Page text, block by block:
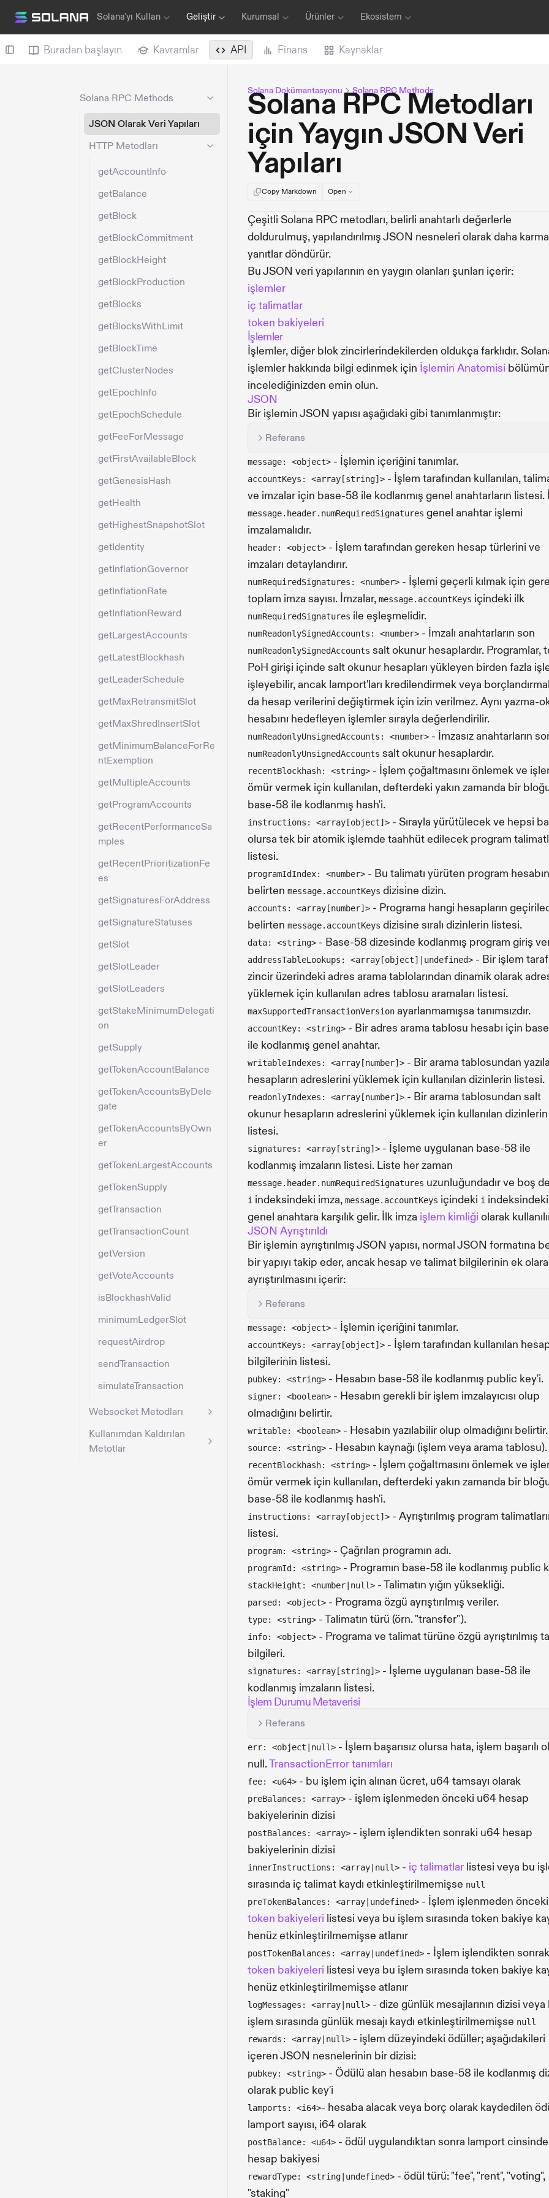
Solana'yı Kullan Geliştir Kurumsal Ürünler Ekosistem
Buradan başlayın Kavramlar API Finans Kaynaklar
Solana RPC Methods
JSON Olarak Veri Yapıları
HTTP Metodları
getAccountInfo
getBalance
getBlock
getBlockCommitment
getBlockHeight
getBlockProduction
getBlocks
getBlocksWithLimit
getBlockTime
getClusterNodes
getEpochInfo
getEpochSchedule
getFeeForMessage
getFirstAvailableBlock
getGenesisHash
getHealth
getHighestSnapshotSlot
getIdentity
getInflationGovernor
getInflationRate
getInflationReward
getLargestAccounts
getLatestBlockhash
getLeaderSchedule
getMaxRetransmitSlot
getMaxShredInsertSlot
getMinimumBalanceForRe
ntExemption
getMultipleAccounts
getProgramAccounts
getRecentPerformanceSa
mples
getRecentPrioritizationFe
es
getSignaturesForAddress
getSignatureStatuses
getSlot
getSlotLeader
getSlotLeaders
getStakeMinimumDelegati
on
getSupply
getTokenAccountBalance
getTokenAccountsByDele
gate
getTokenAccountsByOwn
er
getTokenLargestAccounts
getTokenSupply
getTransaction
getTransactionCount
getVersion
getVoteAccounts
isBlockhashValid
minimumLedgerSlot
requestAirdrop
sendTransaction
simulateTransaction
Websocket Metodları
Kullanımdan Kaldırılan
Metotlar
Solana Dokümantasyonu Solana RPC Methods
Solana RPC Metodları
için Yaygın JSON Veri
Yapıları
Copy Markdown Open
Çeşitli Solana RPC metodları, belirli anahtarlı değerlerle
doldurulmuş, yapılandırılmış JSON nesneleri olarak daha
yanıtlar döndürür.
Bu JSON veri yapılarının en yaygın olanları şunları içerir:
işlemler
iç talimatlar
token bakiyeleri
İşlemler
İşlemler, diğer blok zincirlerindekilerden oldukça farklıdır.
işlemler hakkında bilgi edinmek için İşlemin Anatomisi
incelediğinizden emin olun.
JSON
Bir işlemin JSON yapısı aşağıdaki gibi tanımlanmıştır:
Referans
message: <object> - İşlemin içeriğini tanımlar.
accountKeys: <array[string]> - İşlem tarafından kullanılan,
ve imzalar için base-58 ile kodlanmış genel anahtarların listesi.
message.header.numRequiredSignatures genel anahtar işlemi
imzalamalıdır.
header: <object> - İşlem tarafından gereken hesap türlerini ve
imzaları detaylandırır.
numRequiredSignatures: <number> - İşlemi geçerli kılmak için
toplam imza sayısı. İmzalar, message.accountKeys içindeki ilk
numRequiredSignatures ile eşleşmelidir.
numReadonlySignedAccounts: <number> - İmzalı anahtarların son
numReadonlySignedAccounts salt okunur hesaplardır. Programlar,
PoH girişi içinde salt okunur hesapları yükleyen birden fazla
işleyebilir, ancak lamport'ları kredilendirmek veya
da hesap verilerini değiştirmek için izin verilmez. Aynı yazma-
hesabını hedefleyen işlemler sırayla değerlendirilir.
numReadonlyUnsignedAccounts: <number> - İmzasız anahtarların
numReadonlyUnsignedAccounts salt okunur hesaplardır.
recentBlockhash: <string> - İşlem çoğaltmasını önlemek ve
ömür vermek için kullanılan, defterdeki yakın zamanda bir
base-58 ile kodlanmış hash'i.
instructions: <array[object]> - Sırayla yürütülecek ve hepsi
olursa tek bir atomik işlemde taahhüt edilecek program
listesi.
programIdIndex: <number> - Bu talimatı yürüten program
belirten message.accountKeys dizisine dizin.
accounts: <array[number]> - Programa hangi hesapların
belirten message.accountKeys dizisine sıralı dizinlerin listesi.
data: <string> - Base-58 dizesinde kodlanmış program giriş
addressTableLookups: <array[object]|undefined> - Bir işlem
zincir üzerindeki adres arama tablolarından dinamik olarak
yüklemek için kullanılan adres tablosu aramaları listesi.
maxSupportedTransactionVersion ayarlanmamışsa tanımsızdır.
accountKey: <string> - Bir adres arama tablosu hesabı için
ile kodlanmış genel anahtar.
writableIndexes: <array[number]> - Bir arama tablosundan
hesapların adreslerini yüklemek için kullanılan dizinlerin listesi.
readonlyIndexes: <array[number]> - Bir arama tablosundan salt
okunur hesapların adreslerini yüklemek için kullanılan dizinlerin
listesi.
signatures: <array[string]> - İşleme uygulanan base-58 ile
kodlanmış imzaların listesi. Liste her zaman
message.header.numRequiredSignatures uzunluğundadır ve boş
i indeksindeki imza, message.accountKeys içindeki i indeksindeki
genel anahtara karşılık gelir. İlk imza işlem kimliği olarak
JSON Ayrıştırıldı
Bir işlemin ayrıştırılmış JSON yapısı, normal JSON formatına
bir yapıyı takip eder, ancak hesap ve talimat bilgilerinin ek
ayrıştırılmasını içerir:
Referans
message: <object> - İşlemin içeriğini tanımlar.
accountKeys: <array[object]> - İşlem tarafından kullanılan
bilgilerinin listesi.
pubkey: <string> - Hesabın base-58 ile kodlanmış public key'i.
signer: <boolean> - Hesabın gerekli bir işlem imzalayıcısı olup
olmadığını belirtir.
writable: <boolean> - Hesabın yazılabilir olup olmadığını belirtir.
source: <string> - Hesabın kaynağı (işlem veya arama tablosu).
recentBlockhash: <string> - İşlem çoğaltmasını önlemek ve
ömür vermek için kullanılan, defterdeki yakın zamanda bir
base-58 ile kodlanmış hash'i.
instructions: <array[object]> - Ayrıştırılmış program
listesi.
program: <string> - Çağrılan programın adı.
programId: <string> - Programın base-58 ile kodlanmış public
stackHeight: <number|null> - Talimatın yığın yüksekliği.
parsed: <object> - Programa özgü ayrıştırılmış veriler.
type: <string> - Talimatın türü (örn. "transfer").
info: <object> - Programa ve talimat türüne özgü ayrıştırılmış
bilgileri.
signatures: <array[string]> - İşleme uygulanan base-58 ile
kodlanmış imzaların listesi.
İşlem Durumu Metaverisi
Referans
err: <object|null> - İşlem başarısız olursa hata, işlem başarılı
null.TransactionError tanımları
fee: <u64> - bu işlem için alınan ücret, u64 tamsayı olarak
preBalances: <array> - işlem işlenmeden önceki u64 hesap
bakiyelerinin dizisi
postBalances: <array> - işlem işlendikten sonraki u64 hesap
bakiyelerinin dizisi
innerInstructions: <array|null> - iç talimatlar listesi veya bu
sırasında iç talimat kaydı etkinleştirilmemişse null
preTokenBalances: <array|undefined> - İşlem işlenmeden önceki
token bakiyeleri listesi veya bu işlem sırasında token bakiye
henüz etkinleştirilmemişse atlanır
postTokenBalances: <array|undefined> - İşlem işlendikten
token bakiyeleri listesi veya bu işlem sırasında token bakiye
henüz etkinleştirilmemişse atlanır
logMessages: <array|null> - dize günlük mesajlarının dizisi veya
işlem sırasında günlük mesajı kaydı etkinleştirilmemişse null
rewards: <array|null> - işlem düzeyindeki ödüller; aşağıdakileri
içeren JSON nesnelerinin bir dizisi:
pubkey: <string> - Ödülü alan hesabın base-58 ile kodlanmış
olarak public key'i
lamports: <i64>- hesaba alacak veya borç olarak kaydedilen
lamport sayısı, i64 olarak
postBalance: <u64> - ödül uygulandıktan sonra lamport
hesap bakiyesi
rewardType: <string|undefined> - ödül türü: "fee", "rent", "voting",
"staking"